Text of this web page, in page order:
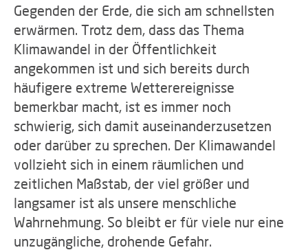
Gegenden der Erde, die sich am schnellsten
erwärmen. Trotz dem, dass das Thema
Klimawandel in der Öffentlichkeit
angekommen ist und sich bereits durch
häufigere extreme Wetterereignisse
bemerkbar macht, ist es immer noch
schwierig, sich damit auseinanderzusetzen
oder darüber zu sprechen. Der Klimawandel
vollzieht sich in einem räumlichen und
zeitlichen Maßstab, der viel größer und
langsamer ist als unsere menschliche
Wahrnehmung. So bleibt er für viele nur eine
unzugängliche, drohende Gefahr.